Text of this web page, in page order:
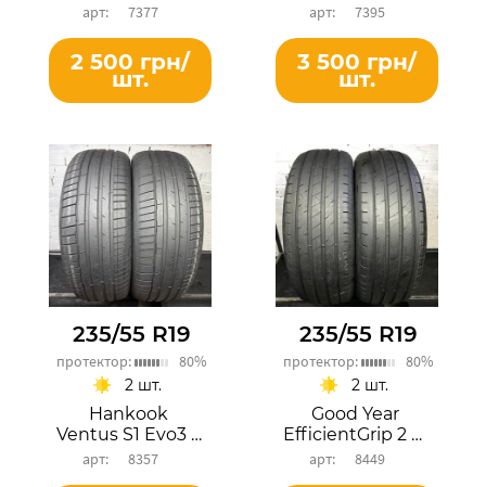
7377
2 500 грн/
шт.
7395
3 500 грн/
шт.
235/55 R19
протектор: 80%
Hankook
Ventus S1 Evo3 ev
8357
2 шт.
235/55 R19
протектор: 80%
Good Year
EfficientGrip 2 SUV
8449
2 шт.